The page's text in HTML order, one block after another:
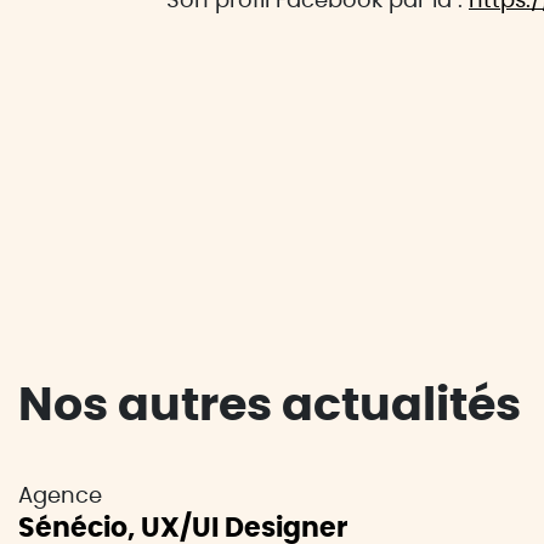
Nos autres actualités
Agence
Sénécio, UX/UI Designer